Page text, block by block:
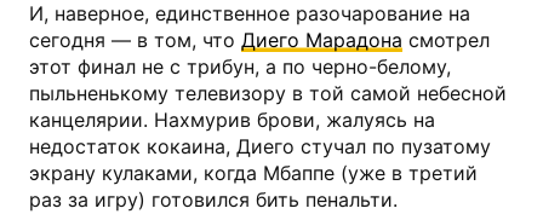
И, наверное, единственное разочарование на
сегодня — в том, что Диего Марадона смотрел
этот финал не с трибун, а по черно-белому,
пыльненькому телевизору в той самой небесной
канцелярии. Нахмурив брови, жалуясь на
недостаток кокаина, Диего стучал по пузатому
экрану кулаками, когда Мбаппе (уже в третий
раз за игру) готовился бить пенальти.